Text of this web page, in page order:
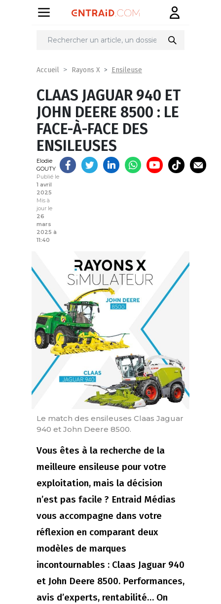
Partager
Accueil Rayons X Ensileuse
CLAAS JAGUAR 940 ET
JOHN DEERE 8500 : LE
FACE-À-FACE DES
ENSILEUSES
Elodie
GOUTY
Publié le
1 avril
2025
Mis à
jour le
26
mars
2025 à
11:40
Le match des ensileuses Claas Jaguar
940 et John Deere 8500.
Vous êtes à la recherche de la
meilleure ensileuse pour votre
exploitation, mais la décision
n’est pas facile ? Entraid Médias
vous accompagne dans votre
réflexion en comparant deux
modèles de marques
incontournables : Claas Jaguar 940
et John Deere 8500. Performances,
avis d’experts, rentabilité… On